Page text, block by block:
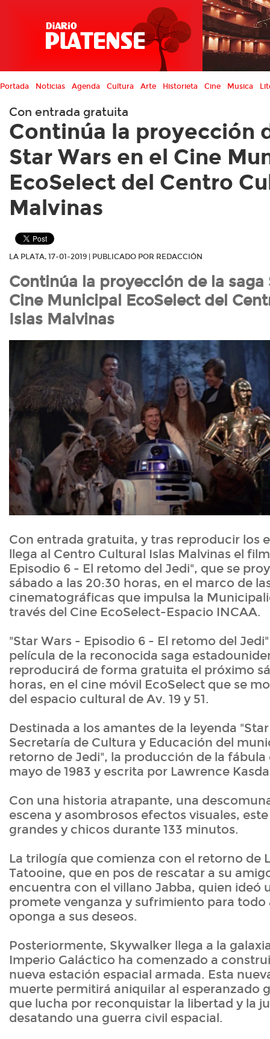
Portada Noticias Agenda Cultura Arte Historieta Cine Musica
Con entrada gratuita
Continúa la proyección
Star Wars en el Cine
EcoSelect del Centro
Malvinas
LA PLATA, 17-01-2019 | PUBLICADO POR REDACCIÓN
Continúa la proyección de la saga
Cine Municipal EcoSelect del
Islas Malvinas
Con entrada gratuita, y tras reproducir los
llega al Centro Cultural Islas Malvinas el
Episodio 6 - El retomo del Jedi", que se
sábado a las 20:30 horas, en el marco de
cinematográficas que impulsa la
través del Cine EcoSelect-Espacio INCAA.
"Star Wars - Episodio 6 - El retomo del
película de la reconocida saga
reproducirá de forma gratuita el próximo
horas, en el cine móvil EcoSelect que se
del espacio cultural de Av. 19 y 51.
Destinada a los amantes de la leyenda
Secretaría de Cultura y Educación del
retorno de Jedi", la producción de la fábula
mayo de 1983 y escrita por Lawrence
Con una historia atrapante, una
escena y asombrosos efectos visuales,
grandes y chicos durante 133 minutos.
La trilogía que comienza con el retorno de
Tatooine, que en pos de rescatar a su
encuentra con el villano Jabba, quien ideó
promete venganza y sufrimiento para todo
oponga a sus deseos.
Posteriormente, Skywalker llega a la
Imperio Galáctico ha comenzado a
nueva estación espacial armada. Esta
muerte permitirá aniquilar al esperanzado
que lucha por reconquistar la libertad y la
desatando una guerra civil espacial.